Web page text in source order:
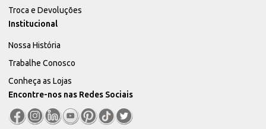
Troca e Devoluções
Institucional
Nossa História
Trabalhe Conosco
Conheça as Lojas
Encontre-nos nas Redes Sociais